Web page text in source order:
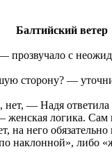
Балтийский ветер
с
сторону? —
нет, — Надя
женская логика.
на него
наклонной», либо